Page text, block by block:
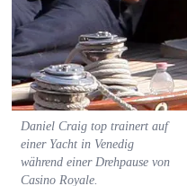
Daniel Craig top trainert auf
einer Yacht in Venedig
während einer Drehpause von
Casino Royale.